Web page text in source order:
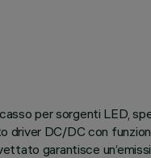
per sorgenti LED,
driver DC/DC con
garantisce